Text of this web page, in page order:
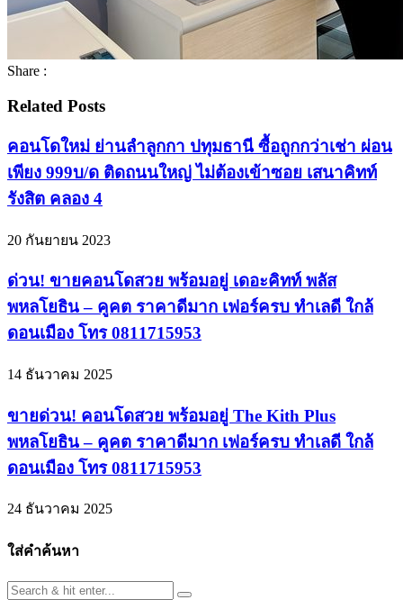
Share :
Related Posts
คอนโดใหม่ ย่านลำลูกกา ปทุมธานี ซื้อถูกกว่าเช่า ผ่อน
เพียง 999บ/ด ติดถนนใหญ่ ไม่ต้องเข้าซอย เสนาคิทท์
รังสิต คลอง 4
20 กันยายน 2023
ด่วน! ขายคอนโดสวย พร้อมอยู่ เดอะคิทท์ พลัส
พหลโยธิน – คูคต ราคาดีมาก เฟอร์ครบ ทำเลดี ใกล้
ดอนเมือง โทร 0811715953
14 ธันวาคม 2025
ขายด่วน! คอนโดสวย พร้อมอยู่ The Kith Plus
พหลโยธิน – คูคต ราคาดีมาก เฟอร์ครบ ทำเลดี ใกล้
ดอนเมือง โทร 0811715953
24 ธันวาคม 2025
ใส่คำค้นหา